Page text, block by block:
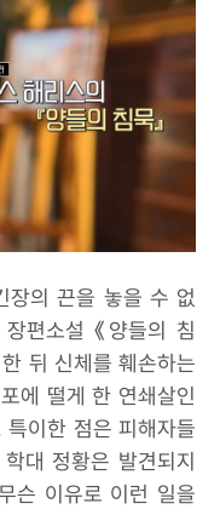
장의 끈을 놓을 수 없
편소설 《양들의 침
뒤 신체를 훼손하는
에 떨게 한 연쇄살인
특이한 점은 피해자들
대 정황은 발견되지
슨 이유로 이런 일을